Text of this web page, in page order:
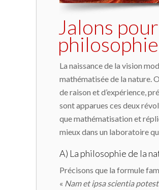
Jalons
La naissance de la vision
mathéma­tisée de la nature.
de raison et d’ex­périence,
sont apparues ces deux
que mathématisation et
mieux dans un laboratoire
A) La philosophie de la
Précisons que la formule
« Nam et ipsa scientia